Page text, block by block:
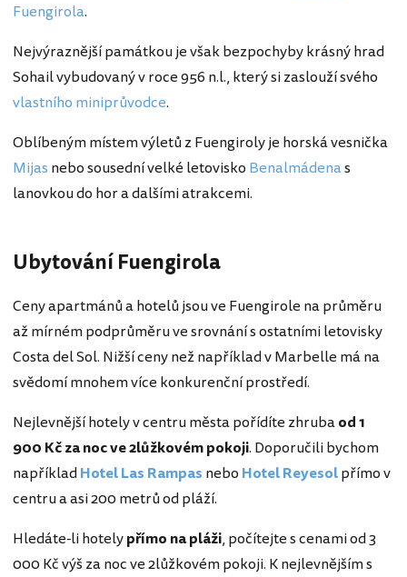
Fuengirola.
Nejvýraznější památkou je však bezpochyby krásný hrad
Sohail vybudovaný v roce 956 n.l., který si zaslouží svého
vlastního miniprůvodce.
Oblíbeným místem výletů z Fuengiroly je horská vesnička
Mijas nebo sousední velké letovisko Benalmádenas
lanovkou do hor a dalšími atrakcemi.
Ubytování Fuengirola
Ceny apartmánů a hotelů jsou ve Fuengirole na průměru
až mírném podprůměru ve srovnání s ostatními letovisky
Costa del Sol. Nižší ceny než například v Marbelle má na
svědomí mnohem více konkurenční prostředí.
Nejlevnější hotely v centru města pořídíte zhrubaod 1
900 Kč za noc ve 2lůžkovém pokoji. Doporučili bychom
napříkladHotel Las Rampas nebo Hotel Reyesolpřímo v
centru a asi 200 metrů od pláží.
Hledáte-li hotelypřímo na pláži, počítejte s cenami od 3
000 Kč výš za noc ve 2lůžkovém pokoji. K nejlevnějším s